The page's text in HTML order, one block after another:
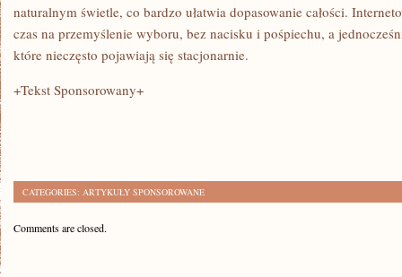
naturalnym świetle, co bardzo ułatwia dopasowanie całości.
czas na przemyślenie wyboru, bez nacisku i pośpiechu, a
które nieczęsto pojawiają się stacjonarnie.
+Tekst Sponsorowany+
CATEGORIES: ARTYKUŁY SPONSOROWANE
Comments are closed.